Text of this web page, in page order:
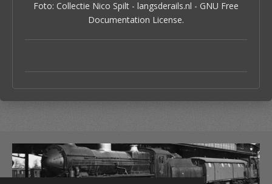
Foto: Collectie Nico Spilt - langsderails.nl - GNU Free
Documentation License.